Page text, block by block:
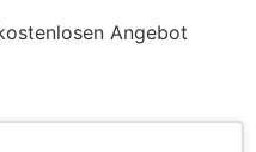
Angebot